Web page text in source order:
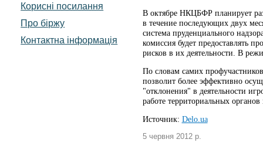
Корисні посилання
Про біржу
Контактна інформація
В октябре НКЦБФР планирует
в течение последующих двух
система пруденциального
комиссия будет предоставлять
рисков в их деятельности. В
По словам самих
позволит более эффективно
"отклонения" в деятельности
работе территориальных органов
Источник: Delo.ua
5 червня 2012 р.